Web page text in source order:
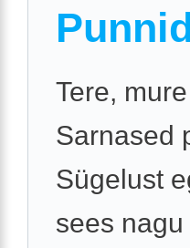
Tere,
Sarnased
Sügelust
sees